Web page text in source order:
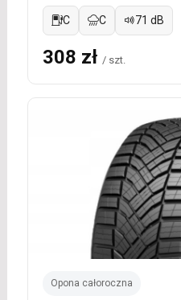
C C 71 dB
308 zł / szt.
Opona całoroczna